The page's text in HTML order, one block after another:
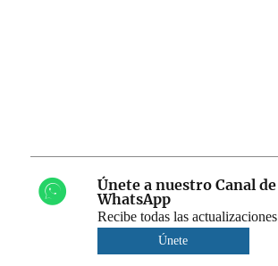
Únete a nuestro Canal de
WhatsApp
Recibe todas las actualizaciones
Únete